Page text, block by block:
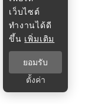
เว็บไซต์
ทำงานได้ดี
ขึ้น เพิ่มเติม
ยอมรับ
ตั้งค่า